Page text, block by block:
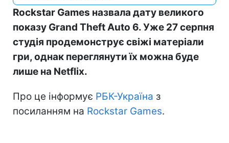
Rockstar Games назвала дату великого
показу Grand Theft Auto 6. Уже 27 серпня
студія продемонструє свіжі матеріали
гри, однак переглянути їх можна буде
лише на Netflix.
Про це інформує РБК-Україна з
посиланням на Rockstar Games.